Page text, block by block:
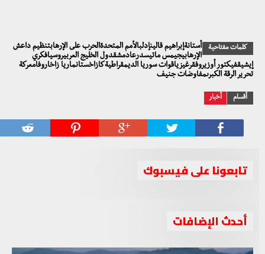
كلمات مفتاحية
أستانةإبراهيم قالينإدلبالأمم المتحدةالحرب على الإرهابتنظيم داعش
الإرهابيجيمس ماتيسدرعادمشقدول الخليج العربيروسيافكري
إيشيقفيكتور أوزيروفقرغيزياقوات سوريا الديمقراطيةكازاخستانماريا زاخاروفامعركة
تحرير الرقة الكبرىمفاوضات جنيف
أقسام أخبار
تابعونا على فيسبوك
أحدث الإضافات